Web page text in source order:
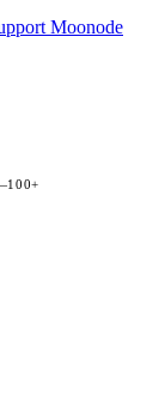
Moonode
100+